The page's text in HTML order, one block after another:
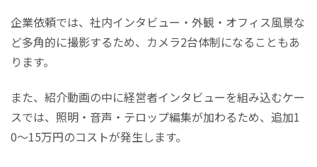
企業依頼では、社内インタビュー・外観・オフィス風景な
ど多角的に撮影するため、カメラ2台体制になることもあ
ります。
また、紹介動画の中に経営者インタビューを組み込むケー
スでは、照明・音声・テロップ編集が加わるため、追加1
0〜15万円のコストが発生します。